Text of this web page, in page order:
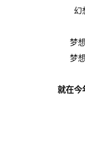
幻
梦
梦
就在今